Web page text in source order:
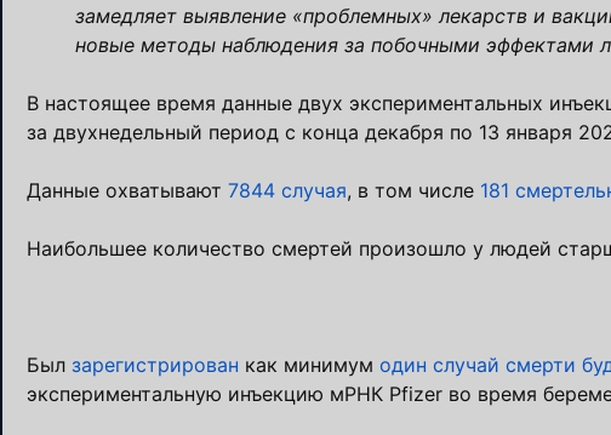
замедляет выявление «проблемных» лекарств и
новые методы наблюдения за побочными эффектами
В настоящее время данные двух экспериментальных
за двухнедельный период с конца декабря по 13 января
Данные охватывают 7844 случая, в том числе 181
Наибольшее количество смертей произошло у людей
Был зарегистрирован как минимум один случай смерти
экспериментальную инъекцию мРНК Pfizer во время